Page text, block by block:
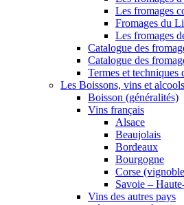
Les fromages
Fromages du
Les fromages
Catalogue des
Catalogue des
Termes et
Les Boissons, vins et alcools
Boisson (généralités)
Vins français
Alsace
Beaujolais
Bordeaux
Bourgogne
Corse
Savoie –
Vins des autres pays